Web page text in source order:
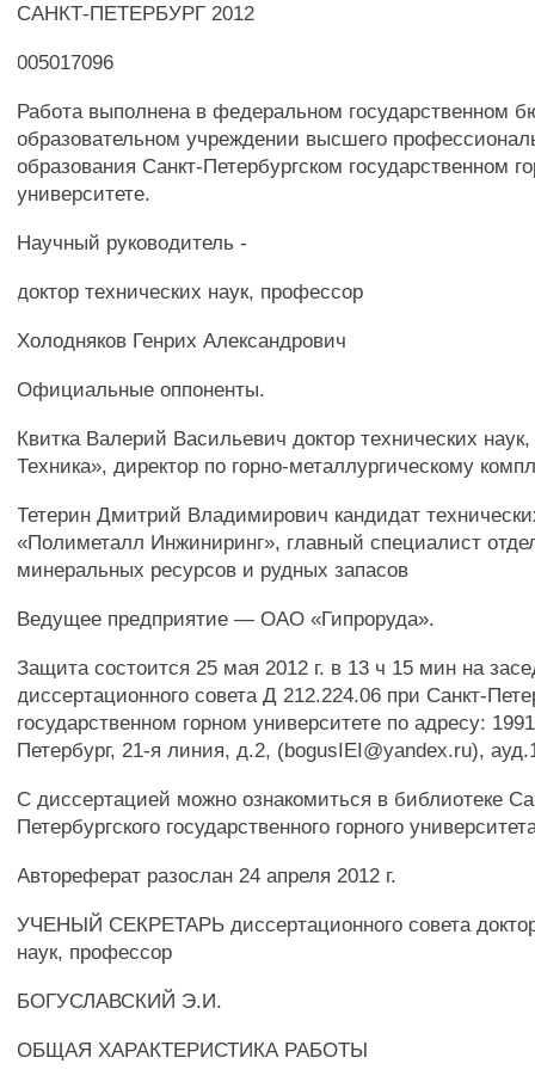
САНКТ-ПЕТЕРБУРГ 2012
005017096
Работа выполнена в федеральном государственном
образовательном учреждении высшего
образования Санкт-Петербургском государственном
университете.
Научный руководитель -
доктор технических наук, профессор
Холодняков Генрих Александрович
Официальные оппоненты.
Квитка Валерий Васильевич доктор технических
Техника», директор по горно-металлургическому
Тетерин Дмитрий Владимирович кандидат
«Полиметалл Инжиниринг», главный специалист
минеральных ресурсов и рудных запасов
Ведущее предприятие — ОАО «Гипроруда».
Защита состоится 25 мая 2012 г. в 13 ч 15 мин на
диссертационного совета Д 212.224.06 при Санкт-
государственном горном университете по адресу:
Петербург, 21-я линия, д.2, (bogusIEI@yandex.ru),
С диссертацией можно ознакомиться в библиотеке
Петербургского государственного горного
Автореферат разослан 24 апреля 2012 г.
УЧЕНЫЙ СЕКРЕТАРЬ диссертационного совета
наук, профессор
БОГУСЛАВСКИЙ Э.И.
ОБЩАЯ ХАРАКТЕРИСТИКА РАБОТЫ